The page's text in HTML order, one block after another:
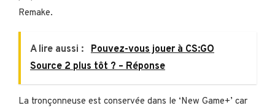
Remake.
A lire aussi :
Pouvez-vous jouer à CS:GO
Source 2 plus tôt ? – Réponse
La tronçonneuse est conservée dans le ‘New Game+’ car